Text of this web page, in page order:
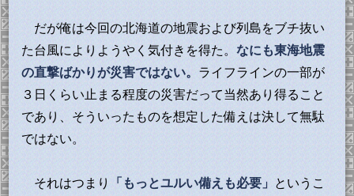
だが俺は今回の北海道の地震および列島をブチ抜い
た台風によりようやく気付きを得た。なにも東海地震
の直撃ばかりが災害ではない。 ライフラインの一部が
３日くらい止まる程度の災害だって当然あり得ること
であり、そういったものを想定した備えは決して無駄
ではない。
それはつまり 「もっとユルい備えも必要」 というこ